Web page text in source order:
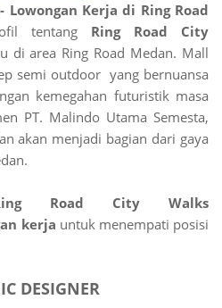
Lowongan Kerja di Ring Road
tentang Ring Road City
di area Ring Road Medan. Mall
semi outdoor yang bernuansa
kemegahan futuristik masa
PT. Malindo Utama Semesta,
akan menjadi bagian dari gaya
Road City Walks
kerja untuk menempati posisi
DESIGNER